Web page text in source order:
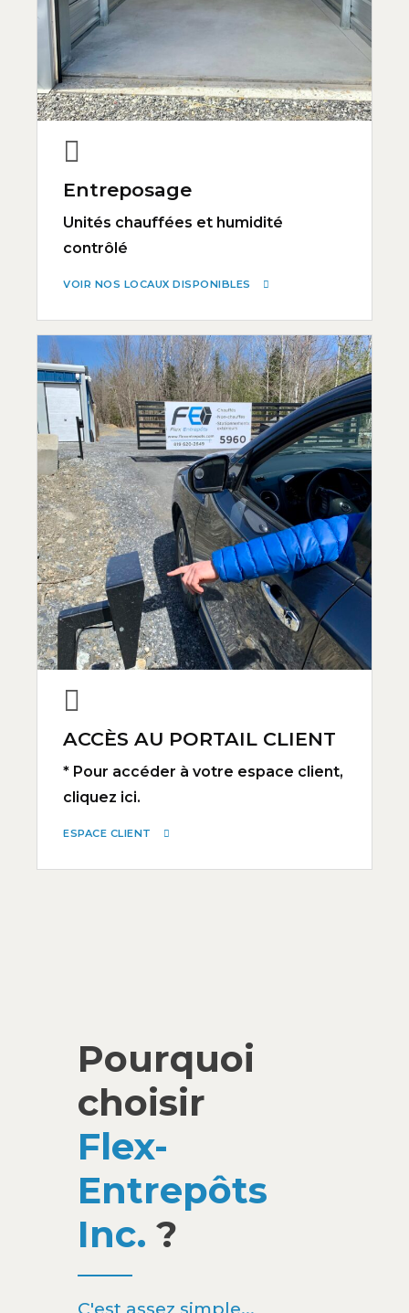
Entreposage
Unités chauffées et humidité
contrôlé
VOIR NOS LOCAUX DISPONIBLES
ACCÈS AU PORTAIL CLIENT
* Pour accéder à votre espace client,
cliquez ici.
ESPACE CLIENT
Pourquoi
choisir
Flex-
Entrepôts
Inc. ?
C'est assez simple...